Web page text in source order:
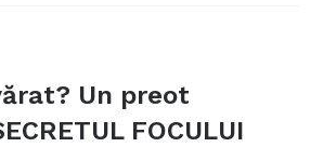
Un preot
FOCULUI